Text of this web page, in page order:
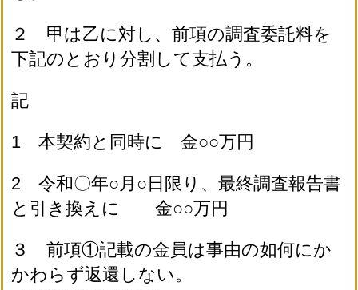
２ 甲は乙に対し、前項の調査委託料を
下記のとおり分割して支払う。
記
1 本契約と同時に 金○○万円
2 令和〇年○月○日限り、最終調査報告書
と引き換えに 金○○万円
３ 前項①記載の金員は事由の如何にか
かわらず返還しない。